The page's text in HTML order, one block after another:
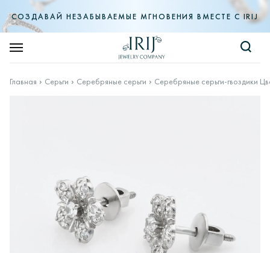
СОЗДАВАЙ НЕЗАБЫВАЕМЫЕ МГНОВЕНИЯ ВМЕСТЕ С IRIJ
Главная Серьги Серебряные серьги Серебряные серьги-гвоздики